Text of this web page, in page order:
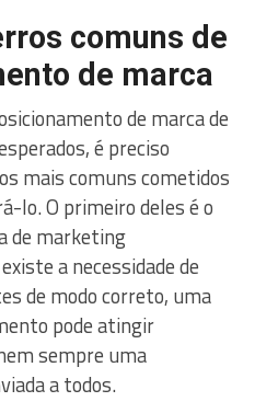
comuns de
de marca
de marca de
é preciso
mais comuns cometidos
lo. O primeiro deles é o
de marketing
a necessidade de
de modo correto, uma
pode atingir
sempre uma
a todos.